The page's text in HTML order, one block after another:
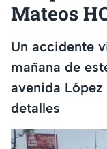
Mateos
Un accidente
mañana de
avenida
detalles